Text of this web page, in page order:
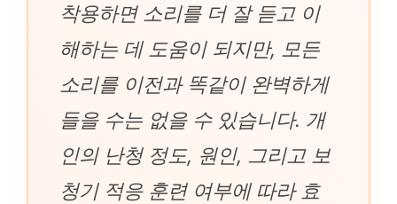
착용하면 소리를 더 잘 듣고 이
해하는 데 도움이 되지만, 모든
소리를 이전과 똑같이 완벽하게
들을 수는 없을 수 있습니다. 개
인의 난청 정도, 원인, 그리고 보
청기 적응 훈련 여부에 따라 효